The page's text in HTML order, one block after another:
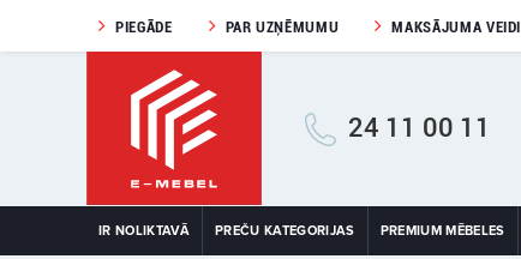
PIEGĀDE PAR UZŅĒMUMU MAKSĀJUMA VEIDI
24 11 00 11
IR NOLIKTAVĀ PREČU KATEGORIJAS PREMIUM MĒBELES